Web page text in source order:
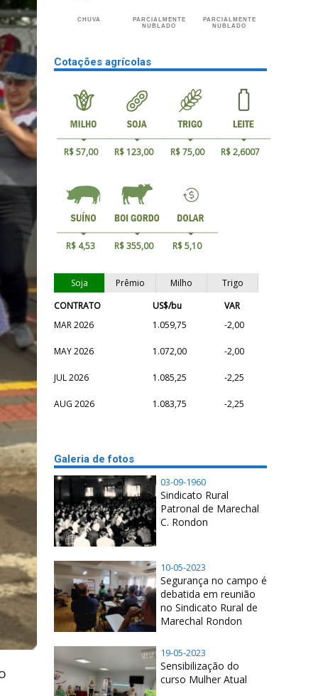
CHUVA
PARCIALMENTE
NUBLADO
PARCIALMENTE
NUBLADO
Cotações agrícolas
R$ 57,00 R$ 123,00 R$ 75,00 R$ 2,6007
R$ 4,53 R$ 355,00 R$ 5,10
Soja Prêmio Milho
Trigo
CONTRATO
US$/bu
VAR
MAR 2026
1.059,75 -2,00
MAY 2026 1.072,00 -2,00
JUL 2026 1.085,25 -2,25
AUG 2026 1.083,75 -2,25
Galeria de fotos
03-09-1960
Sindicato Rural
Patronal de Marechal
C. Rondon
10-05-2023
Segurança no campo é
debatida em reunião
no Sindicato Rural de
Marechal Rondon
19-05-2023
Sensibilização do
curso Mulher Atual